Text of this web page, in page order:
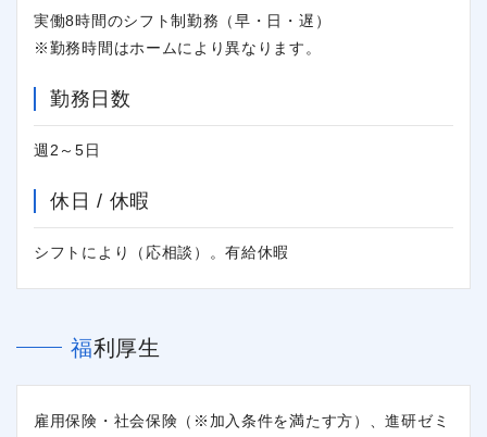
実働8時間のシフト制勤務（早・日・遅）
※勤務時間はホームにより異なります。
勤務日数
週2～5日
休日 / 休暇
シフトにより（応相談）。有給休暇
福利厚生
雇用保険・社会保険（※加入条件を満たす方）、進研ゼミ